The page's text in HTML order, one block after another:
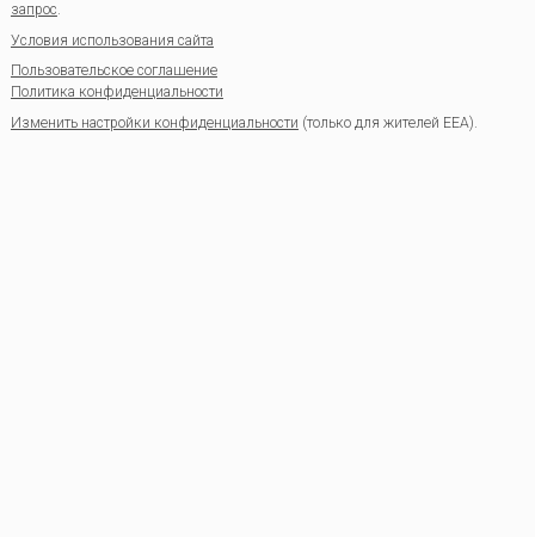
запрос.
Условия использования сайта
Пользовательское соглашение
Политика конфиденциальности
Изменить настройки конфиденциальности (только для жителей EEA).